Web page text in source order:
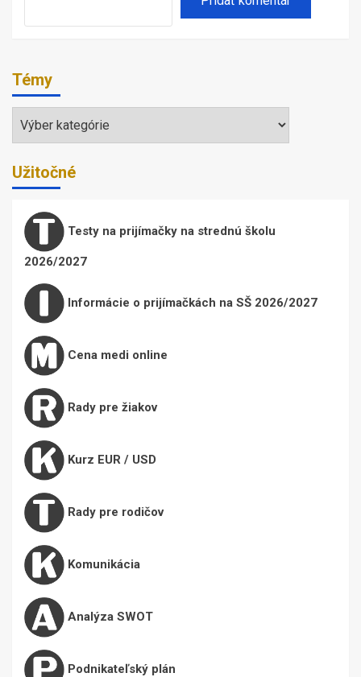
Témy
Témy
Užitočné
Testy na prijímačky na strednú školu
2026/2027
Informácie o prijímačkách na SŠ 2026/2027
Cena medi online
Rady pre žiakov
Kurz EUR / USD
Rady pre rodičov
Komunikácia
Analýza SWOT
Podnikateľský plán